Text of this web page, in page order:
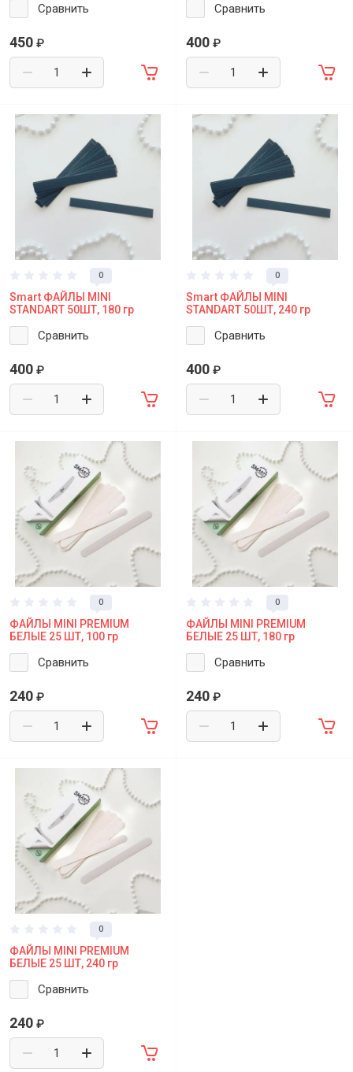
Сравнить
450 ₽
Сравнить
400 ₽
0
Smart ФАЙЛЫ MINI
STANDART 50ШТ, 180 гр
Сравнить
400 ₽
0
Smart ФАЙЛЫ MINI
STANDART 50ШТ, 240 гр
Сравнить
400 ₽
0
ФАЙЛЫ MINI PREMIUM
БЕЛЫЕ 25 ШТ, 100 гр
Сравнить
240 ₽
0
ФАЙЛЫ MINI PREMIUM
БЕЛЫЕ 25 ШТ, 180 гр
Сравнить
240 ₽
0
ФАЙЛЫ MINI PREMIUM
БЕЛЫЕ 25 ШТ, 240 гр
Сравнить
240 ₽